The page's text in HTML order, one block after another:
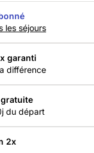
les séjours
garanti
différence
du départ
2x